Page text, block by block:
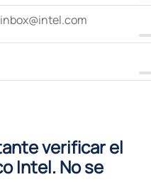
verificar el
Intel. No se